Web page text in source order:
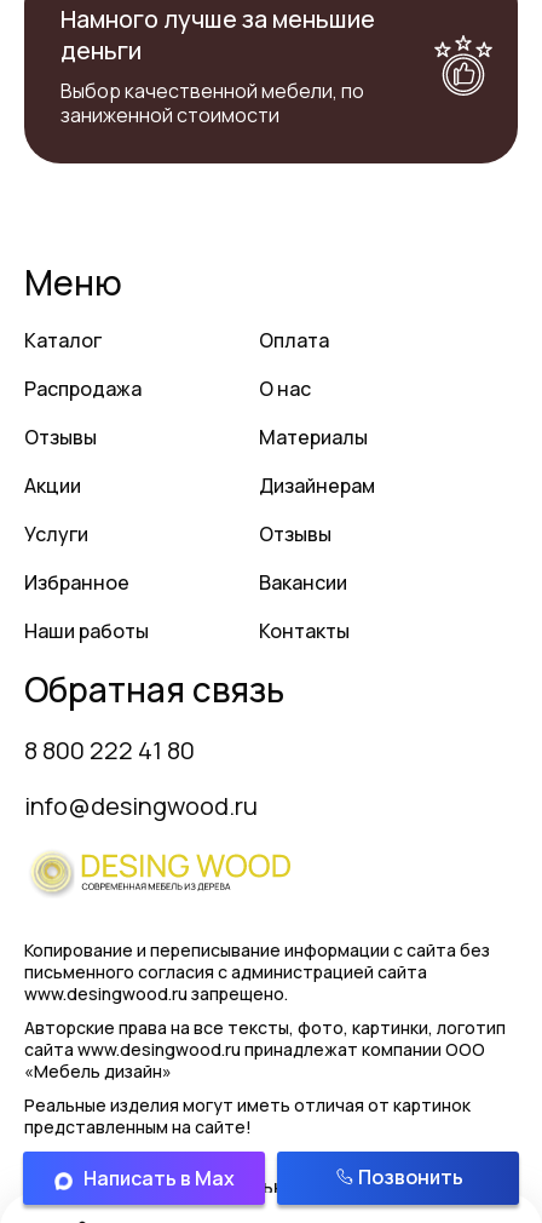
Намного лучше за меньшие
деньги
Выбор качественной мебели, по
заниженной стоимости
Меню
Каталог
Распродажа
Отзывы
Акции
Услуги
Избранное
Наши работы
Оплата
О нас
Материалы
Дизайнерам
Отзывы
Вакансии
Контакты
Обратная связь
8 800 222 41 80
info@desingwood.ru
Копирование и переписывание информации с сайта без
письменного согласия с администрацией сайта
www.desingwood.ru запрещено.
Авторские права на все тексты, фото, картинки, логотип
сайта www.desingwood.ru принадлежат компании ООО
«Мебель дизайн»
Реальные изделия могут иметь отличая от картинок
представленным на сайте!
Политика конфиденциальности
Написать в Max Позвонить